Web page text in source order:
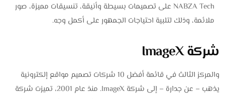
NABZA Tech على تصميمات بسيطة وأنيقة، تنسيقات مميزة، صور
ملائمة، وذلك لتلبية احتياجات الجمهور على أكمل وجه.
شركة ImageX
والمركز الثالث في قائمة أفضل 10 شركات تصميم مواقع إلكترونية
يذهب – عن جدارة – إلى شركة ImageX. منذ عام 2001، تميزت شركة